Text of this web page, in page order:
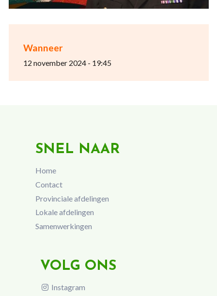
Wanneer
12 november 2024 - 19:45
SNEL NAAR
Home
Contact
Provinciale afdelingen
Lokale afdelingen
Samenwerkingen
VOLG ONS
Instagram